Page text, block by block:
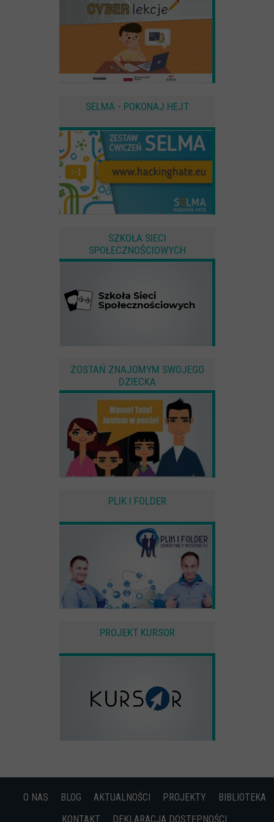
SELMA - POKONAJ HEJT
SZKOŁA SIECI
SPOŁECZNOŚCIOWYCH
ZOSTAŃ ZNAJOMYM SWOJEGO
DZIECKA
PLIK I FOLDER
PROJEKT KURSOR
O NAS BLOG AKTUALNOŚCI PROJEKTY
BIBLIOTEKA
KONTAKT
DEKLARACJA DOSTĘPNOŚCI